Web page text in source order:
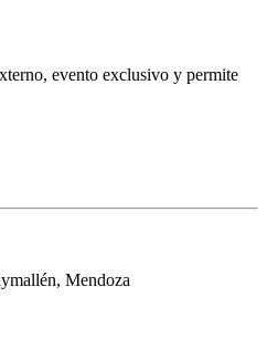
evento exclusivo y permite
Mendoza